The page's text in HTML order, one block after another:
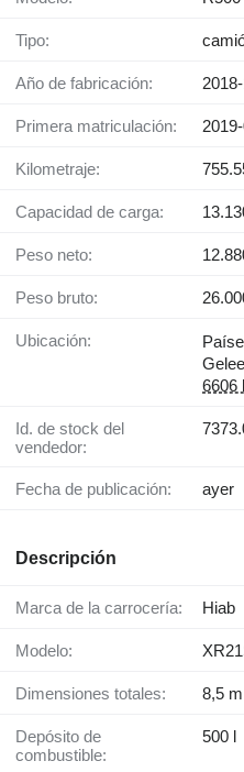
Tipo:
Año de fabricación:
Primera matriculación:
Kilometraje:
Capacidad de carga:
Peso neto:
Peso bruto:
Ubicación:
6606
Id. de stock del
vendedor:
Fecha de publicación: ayer
Descripción
Marca de la carrocería: Hiab
Modelo:
Dimensiones totales: 8,5
Depósito de
combustible:
500 l